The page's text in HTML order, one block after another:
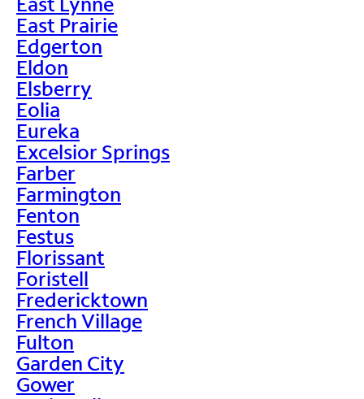
East Prairie
Edgerton
Eldon
Elsberry
Eolia
Eureka
Excelsior Springs
Farber
Farmington
Fenton
Festus
Florissant
Foristell
Fredericktown
French Village
Fulton
Garden City
Gower